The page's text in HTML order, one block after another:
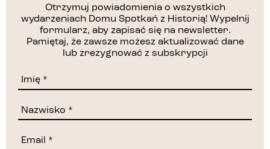
Otrzymuj powiadomienia o wszystkich
wydarzeniach Domu Spotkań z Historią! Wypełnij
formularz, aby zapisać się na newsletter.
Pamiętaj, że zawsze możesz aktualizować dane
lub zrezygnować z subskrypcji